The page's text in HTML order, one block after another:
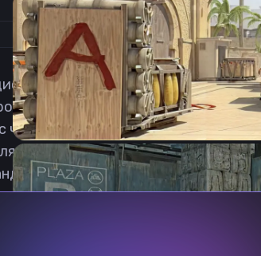
1
Counter-Strike: Global
в 2020 году, в составе
частью ростера перешел в ростер
2023 начал играть за команду
Chicken Coop. 8 октября 2025